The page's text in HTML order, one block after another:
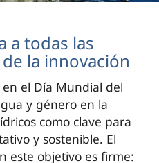
a todas las
la innovación
el Día Mundial del
y género en la
como clave para
y sostenible. El
este objetivo es firme: